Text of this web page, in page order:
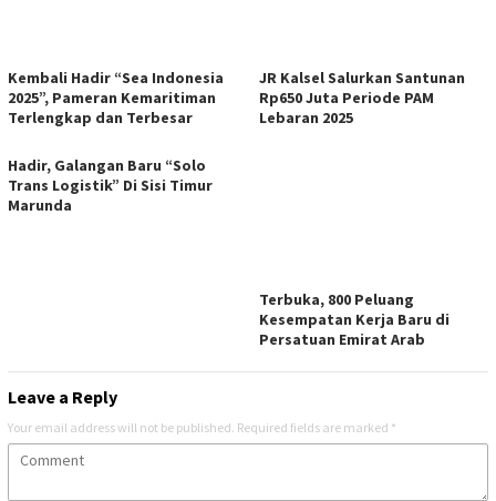
Kembali Hadir “Sea Indonesia
2025”, Pameran Kemaritiman
Terlengkap dan Terbesar
JR Kalsel Salurkan Santunan
Rp650 Juta Periode PAM
Lebaran 2025
Hadir, Galangan Baru “Solo
Trans Logistik” Di Sisi Timur
Marunda
Terbuka, 800 Peluang
Kesempatan Kerja Baru di
Persatuan Emirat Arab
Leave a Reply
Your email address will not be published. Required fields are marked *